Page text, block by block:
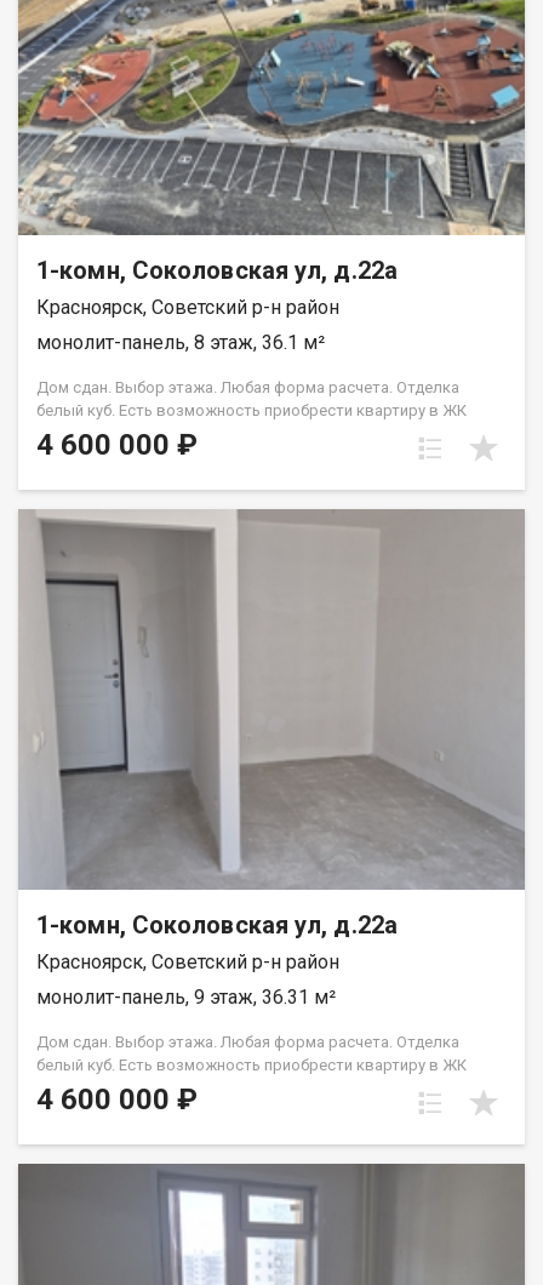
1-комн, Соколовская ул, д.22а
Красноярск, Советский р-н район
монолит-панель, 8 этаж, 36.1 м²
Дом сдан. Выбор этажа. Любая форма расчета. Отделка
белый куб. Есть возможность приобрести квартиру в ЖК
Аринский, под семейную ипотеку сбербанк, со ставкой 4.5 % на
весь срок кредита. Совкомбанк 3.9% на весь срок кредита.
4 600 000 ₽
1-комн, Соколовская ул, д.22а
Красноярск, Советский р-н район
монолит-панель, 9 этаж, 36.31 м²
Дом сдан. Выбор этажа. Любая форма расчета. Отделка
белый куб. Есть возможность приобрести квартиру в ЖК
Аринский, под семейную ипотеку сбербанк, со ставкой 4.5 % на
весь срок кредита. Совкомбанк 3.9% на весь срок кредита.
4 600 000 ₽